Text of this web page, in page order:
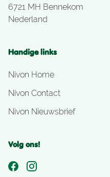
6721 MH Bennekom
Nederland
Handige links
Nivon Home
Nivon Contact
Nivon Nieuwsbrief
Volg ons!